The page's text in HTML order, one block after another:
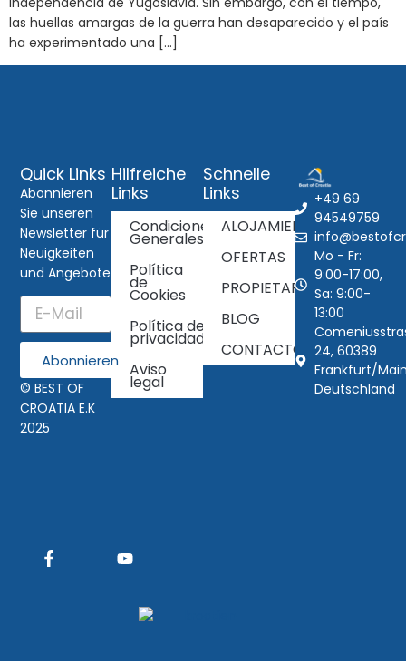
las huellas amargas de la guerra han desaparecido y el país
ha experimentado una […]
+49 69
94549759
Mo - Fr:
9:00-17:00,
Sa: 9:00-
13:00
24, 60389
Frankfurt/
Deutschland
Schnelle
Links
ALOJAMIENTOS
OFERTAS
PROPIETARIOS
BLOG
CONTACTO
Hilfreiche
Links
Condiciones
Generales
Política
de
Cookies
Política de
privacidad
Aviso
legal
Quick Links
Abonnieren
Sie unseren
Newsletter für
Neuigkeiten
und Angebote
Abonnieren
© BEST OF
CROATIA E.K
2025